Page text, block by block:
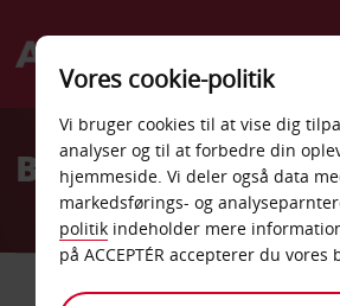
Welcome
AvisBilleje Modane
Vores cookie-politik
Vi bruger cookies til at vise dig
analyser og til at forbedre din
hjemmeside. Vi deler også data
markedsførings- og
politik indeholder mere
på ACCEPTÉR accepterer du vores